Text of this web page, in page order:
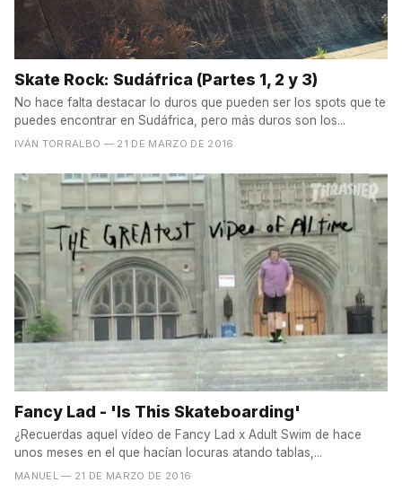
Skate Rock: Sudáfrica (Partes 1, 2 y 3)
No hace falta destacar lo duros que pueden ser los spots que te
puedes encontrar en Sudáfrica, pero más duros son los...
IVÁN TORRALBO — 21 DE MARZO DE 2016
Fancy Lad - 'Is This Skateboarding'
¿Recuerdas aquel vídeo de Fancy Lad x Adult Swim de hace
unos meses en el que hacían locuras atando tablas,...
MANUEL — 21 DE MARZO DE 2016